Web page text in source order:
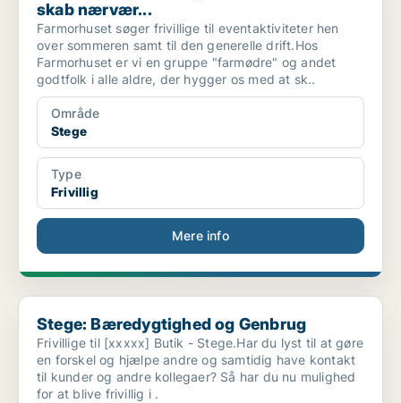
skab nærvær...
Farmorhuset søger frivillige til eventaktiviteter hen
over sommeren samt til den generelle drift.Hos
Farmorhuset er vi en gruppe "farmødre" og andet
godtfolk i alle aldre, der hygger os med at sk..
Område
Stege
Type
Frivillig
Mere info
Stege: Bæredygtighed og Genbrug
Stege: Bæredygtighed og Genbrug
Frivillige til [xxxxx] Butik - Stege.Har du lyst til at gøre
en forskel og hjælpe andre og samtidig have kontakt
til kunder og andre kollegaer? Så har du nu mulighed
for at blive frivillig i .